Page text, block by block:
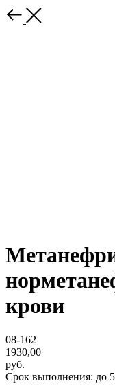
крови
08-162
1930,00
руб.
Срок выполнения: до